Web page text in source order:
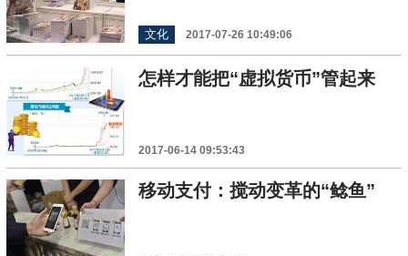
文化 2017-07-26 10:49:06
怎样才能把“虚拟货币”管起来
2017-06-14 09:53:43
移动支付：搅动变革的“鲶鱼”